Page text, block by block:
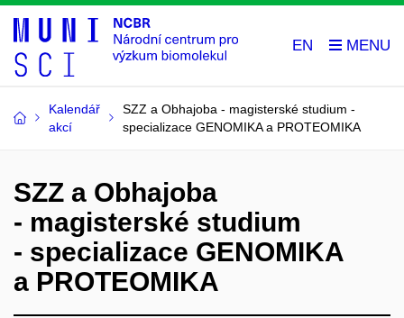
EN
Kalendář
akcí
SZZ a Obhajoba - magisterské studium -
specializace GENOMIKA a PROTEOMIKA
SZZ a Obhajoba
- magisterské studium
- specializace GENOMIKA
a PROTEOMIKA